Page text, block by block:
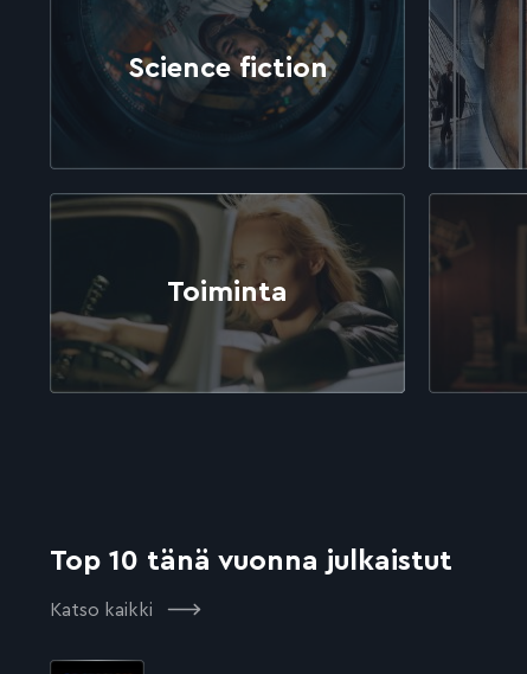
Science fiction
Toiminta
Top 10 tänä vuonna julkaistut
Katso kaikki